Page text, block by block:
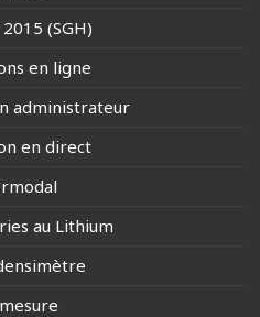
(SGH)
en ligne
administrateur
en direct
au Lithium